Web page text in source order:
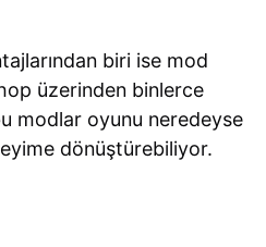
biri ise mod
üzerinden binlerce
modlar oyunu neredeyse
dönüştürebiliyor.